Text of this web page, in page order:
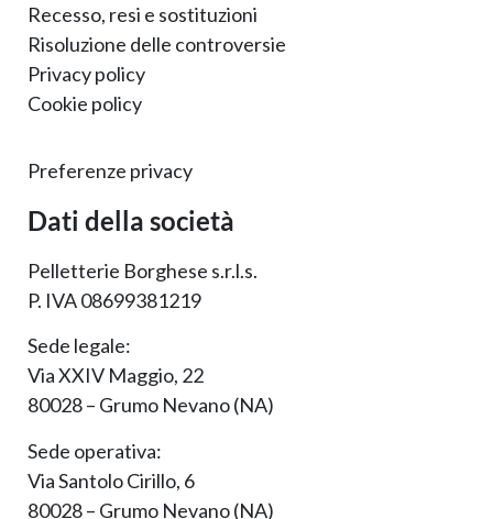
Recesso, resi e sostituzioni
Risoluzione delle controversie
Privacy policy
Cookie policy
Preferenze privacy
Dati della società
Pelletterie Borghese s.r.l.s.
P. IVA 08699381219
Sede legale:
Via XXIV Maggio, 22
80028 – Grumo Nevano (NA)
Sede operativa:
Via Santolo Cirillo, 6
80028 – Grumo Nevano (NA)